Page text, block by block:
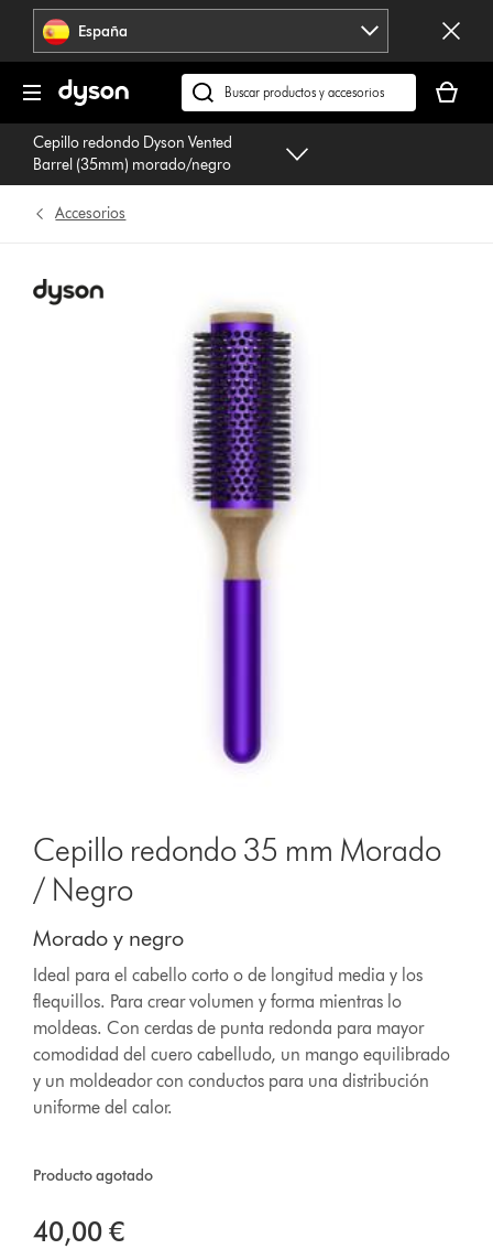
Omitir
navegación España
Buscar
en
dyson.es
cesta
está
Cepillo redondo Dyson Vented
Barrel (35mm) morado/negro
Accesorios
Cepillo redondo 35 mm Morado
/ Negro
Morado y negro
Ideal para el cabello corto o de longitud media y los
flequillos. Para crear volumen y forma mientras lo
moldeas. Con cerdas de punta redonda para mayor
comodidad del cuero cabelludo, un mango equilibrado
y un moldeador con conductos para una distribución
uniforme del calor.
Producto agotado
40,00 €